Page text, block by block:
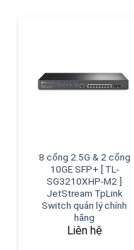
8 cổng 2.5G & 2 cổng
10GE SFP+ [ TL-
SG3210XHP-M2 ]
JetStream TpLink
Switch quản lý chính
hãng
Liên hệ